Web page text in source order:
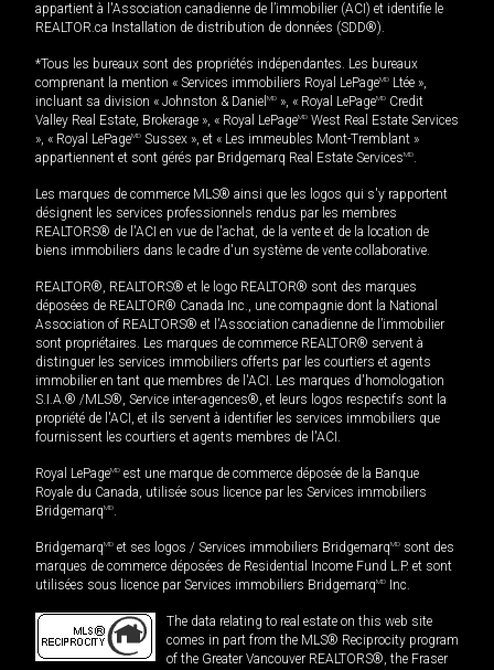
appartient à l'Association canadienne de l’immobilier (ACI) et identifie le
REALTOR.ca Installation de distribution de données (SDD®).
*Tous les bureaux sont des propriétés indépendantes. Les bureaux
comprenant la mention « Services immobiliers Royal LePageMD Ltée »,
incluant sa division « Johnston & Daniel MD », « Royal LePageMD Credit
Valley Real Estate, Brokerage », « Royal LePageMD West Real Estate Services
», « Royal LePageMD Sussex », et « Les immeubles Mont-Tremblant »
appartiennent et sont gérés par Bridgemarq Real Estate ServicesMD.
Les marques de commerce MLS® ainsi que les logos qui s'y rapportent
désignent les services professionnels rendus par les membres
REALTORS® de l'ACI en vue de l'achat, de la vente et de la location de
biens immobiliers dans le cadre d'un système de vente collaborative.
REALTOR®, REALTORS® et le logo REALTOR® sont des marques
déposées de REALTOR® Canada Inc., une compagnie dont la National
Association of REALTORS® et l'Association canadienne de l’immobilier
sont propriétaires. Les marques de commerce REALTOR® servent à
distinguer les services immobiliers offerts par les courtiers et agents
immobilier en tant que membres de l'ACI. Les marques d'homologation
S.I.A.® /MLS®, Service inter-agences®, et leurs logos respectifs sont la
propriété de l'ACI, et ils servent à identifier les services immobiliers que
fournissent les courtiers et agents membres de l'ACI.
Royal LePageMD est une marque de commerce déposée de la Banque
Royale du Canada, utilisée sous licence par les Services immobiliers
BridgemarqMD.
BridgemarqMD et ses logos / Services immobiliers BridgemarqMD sont des
marques de commerce déposées de Residential Income Fund L.P. et sont
utilisées sous licence par Services immobiliers BridgemarqMD Inc.
The data relating to real estate on this web site
comes in part from the MLS® Reciprocity program
of the Greater Vancouver REALTORS®, the Fraser